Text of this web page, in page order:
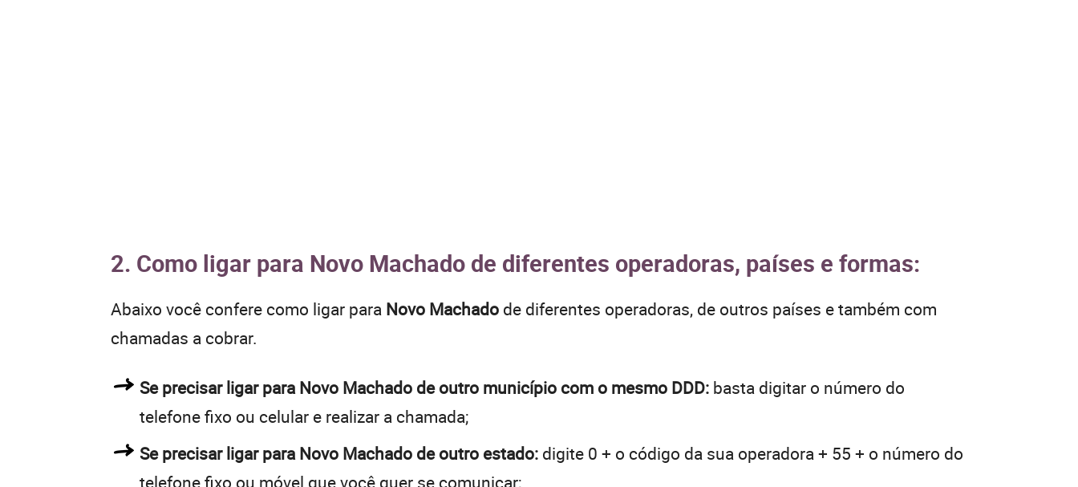
2. Como ligar para Novo Machado de diferentes operadoras, países e formas:
Abaixo você confere como ligar para Novo Machado de diferentes operadoras, de outros países e também com
chamadas a cobrar.
Se precisar ligar para Novo Machado de outro município com o mesmo DDD: basta digitar o número do
telefone fixo ou celular e realizar a chamada;
Se precisar ligar para Novo Machado de outro estado: digite 0 + o código da sua operadora + 55 + o número do
telefone fixo ou móvel que você quer se comunicar;